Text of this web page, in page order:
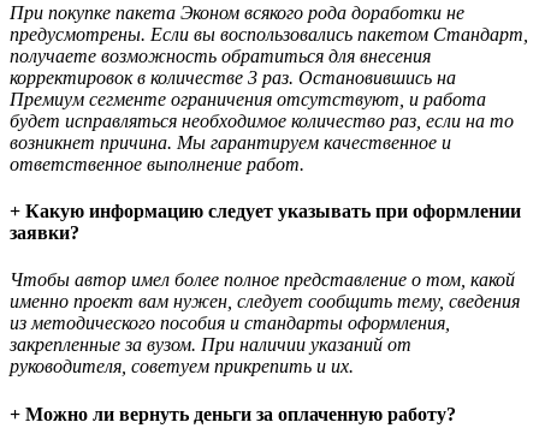
При покупке пакета Эконом всякого рода доработки не
предусмотрены. Если вы воспользовались пакетом Стандарт,
получаете возможность обратиться для внесения
корректировок в количестве 3 раз. Остановившись на
Премиум сегменте ограничения отсутствуют, и работа
будет исправляться необходимое количество раз, если на то
возникнет причина. Мы гарантируем качественное и
ответственное выполнение работ.
+ Какую информацию следует указывать при оформлении
заявки?
Чтобы автор имел более полное представление о том, какой
именно проект вам нужен, следует сообщить тему, сведения
из методического пособия и стандарты оформления,
закрепленные за вузом. При наличии указаний от
руководителя, советуем прикрепить и их.
+ Можно ли вернуть деньги за оплаченную работу?